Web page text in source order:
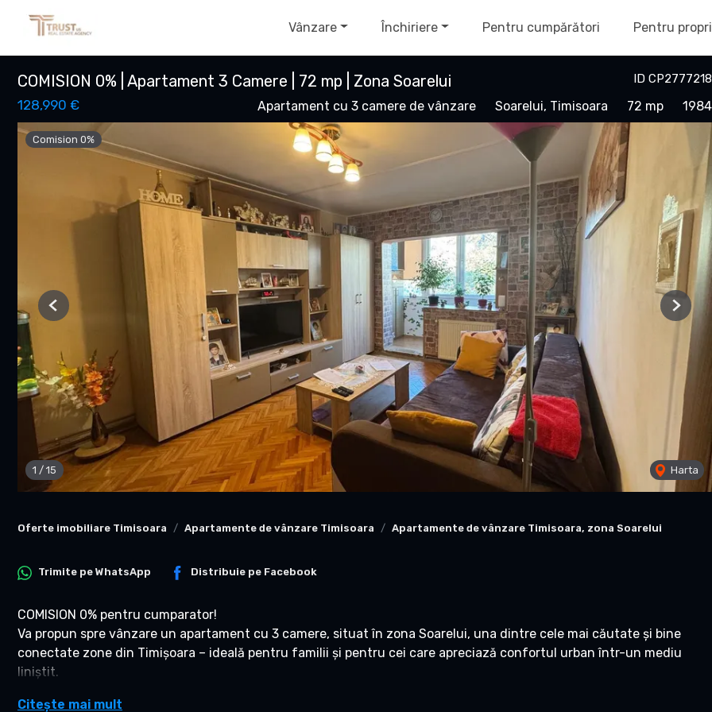
Vânzare Închiriere Pentru cumpărători Pentru
ID CP2777218
COMISION 0% | Apartament 3 Camere | 72 mp | Zona Soarelui
128,990 € Apartament cu 3 camere de vânzare Soarelui, Timisoara 72 mp 1984
Comision 0%
1 / 15 Harta
Previous Next
Oferte imobiliare Timisoara Apartamente de vânzare Timisoara Apartamente de vânzare Timisoara, zona Soarelui
Trimite pe WhatsApp Distribuie pe Facebook
COMISION 0% pentru cumparator!
Va propun spre vânzare un apartament cu 3 camere, situat în zona Soarelui, una dintre cele mai căutate și bine
conectate zone din Timișoara – ideală pentru familii și pentru cei care apreciază confortul urban într-un mediu
liniștit.
LOCALIZARE
Citește mai mult